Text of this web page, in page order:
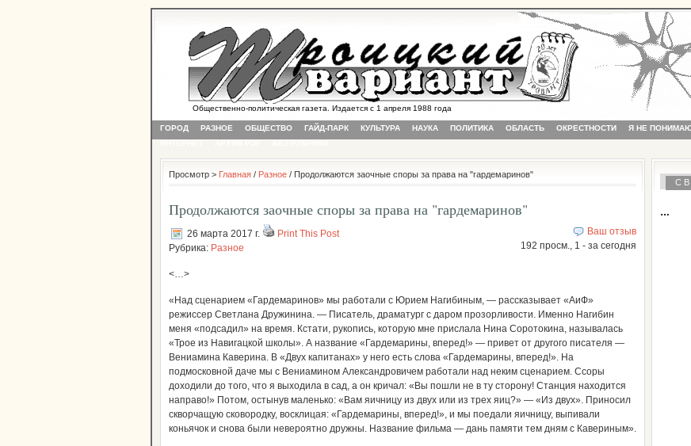
Общественно-политическая газета. Издается с 1 апреля 1988 года
ГОРОД РАЗНОЕ ОБЩЕСТВО ГАЙД-ПАРК КУЛЬТУРА НАУКА ПОЛИТИКА ОБЛАСТЬ ОКРЕСТНОСТИ Я НЕ
Просмотр > Главная / Разное / Продолжаются заочные споры за права на "гардемаринов"
Продолжаются заочные споры за права на "гардемаринов"
26 марта 2017 г.
Print This Post
Рубрика: Разное
Ваш отзыв
192 просм., 1 - за сегодня
<…>
«Над сценарием «Гардемаринов» мы работали с Юрием Нагибиным, — рассказывает «АиФ»
режиссер Светлана Дружинина. — Писатель, драматург с даром прозорливости. Именно Нагибин
меня «подсадил» на время. Кстати, рукопись, которую мне прислала Нина Соротокина, называлась
«Трое из Навигацкой школы». А название «Гардемарины, вперед!» — привет от другого писателя —
Вениамина Каверина. В «Двух капитанах» у него есть слова «Гардемарины, вперед!». На
подмосковной даче мы с Вениамином Александровичем работали над неким сценарием. Ссоры
доходили до того, что я выходила в сад, а он кричал: «Вы пошли не в ту сторону! Станция находится
направо!» Потом, остынув маленько: «Вам яичницу из двух или из трех яиц?» — «Из двух». Приносил
скворчащую сковородку, восклицая: «Гардемарины, вперед!», и мы поедали яичницу, выпивали
коньячок и снова были невероятно дружны. Название фильма — дань памяти тем дням с Кавериным».
…